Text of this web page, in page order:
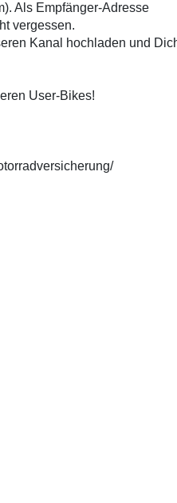
Als Empfänger-Adresse
vergessen.
Kanal hochladen und
User-Bikes!